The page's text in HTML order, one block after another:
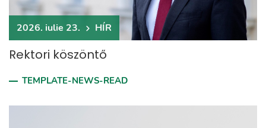
2026. iulie 23. HÍR
Rektori köszöntő
TEMPLATE-NEWS-READ